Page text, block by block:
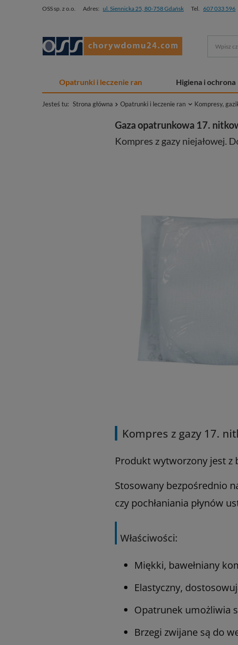
OSS sp. z o.o. Adres: ul. Siennicka 25, 80-758 Gdańsk Tel. 607 033 596
Opatrunki i leczenie ran Higiena i ochrona
Jesteś tu: Strona główna Opatrunki i leczenie ran Kompresy,
Gaza opatrunkowa 17.
Kompres z gazy niejałowej.
Kompres z gazy 17.
Produkt wytworzony jest z
Stosowany bezpośrednio
czy pochłaniania płynów
Właściwości:
Miękki, bawełniany
Elastyczny,
Opatrunek umożliwia
Brzegi zwijane są do